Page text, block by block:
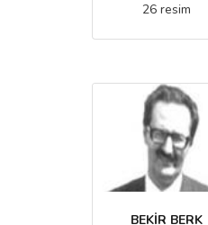
26 resim
BEKİR BERK